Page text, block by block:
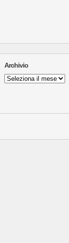
Archivio
Archivio